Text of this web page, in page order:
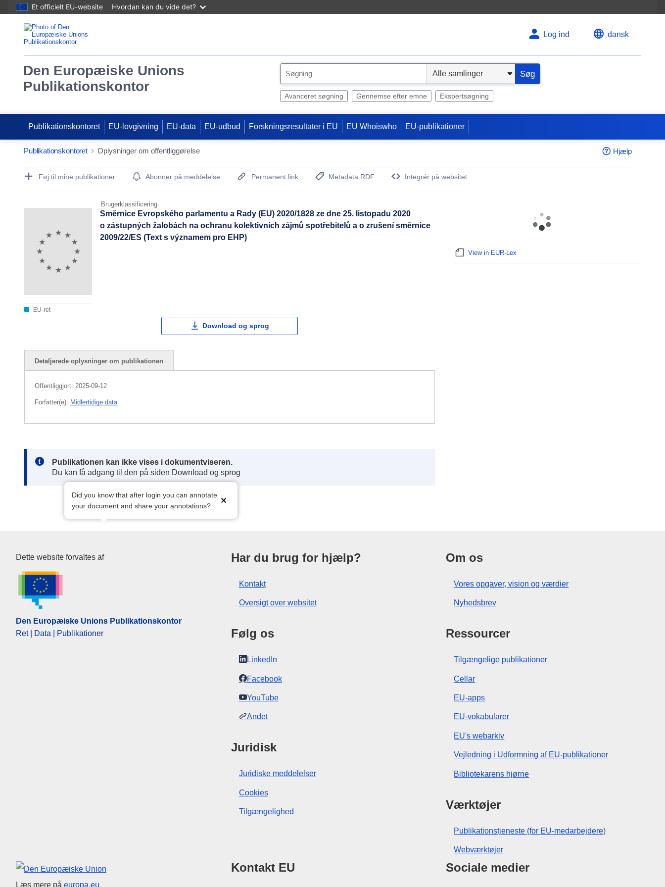
Et officielt EU-website Hvordan kan du vide det?
Log ind dansk
Den Europæiske Unions
Publikationskontor
e
Søg
Avanceret søgning Gennemse efter emne Ekspertsøgning
Publikationskontoret EU-lovgivning EU-data EU-udbud Forskningsresultater i EU EU Whoiswho EU-publikationer
Publikationskontoret Oplysninger om offentliggørelse Hjælp
Publication Detail Actions Portlet
Føj til mine publikationer Abonner på meddelelse Permanent link
Metadata RDF
Integrér på websitet
Brugerklassificering
EU-ret
Směrnice Evropského parlamentu a Rady (EU) 2020/1828 ze dne 25. listopadu 2020
o zástupných žalobách na ochranu kolektivních zájmů spotřebitelů a o zrušení směrnice
2009/22/ES (Text s významem pro EHP)
Download og sprog
Detaljerede oplysninger om publikationen
Offentliggjort: 2025-09-12
Forfatter(e): Midlertidige data
Note:
Publikationen kan ikke vises i dokumentviseren.
Du kan få adgang til den på siden Download og sprog
Did you know that after login you can annotate
your document and share your annotations?
View in EUR-Lex
Den Europæiske Unions Publikationskontor
Dette website forvaltes af
Den Europæiske Unions Publikationskontor
Ret | Data | Publikationer
Har du brug for hjælp?
Kontakt
Oversigt over websitet
Følg os
LinkedIn
Facebook
YouTube
Andet
Juridisk
Juridiske meddelelser
Cookies
Tilgængelighed
Om os
Vores opgaver, vision og værdier
Nyhedsbrev
Ressourcer
Tilgængelige publikationer
Cellar
EU-apps
EU-vokabularer
EU's webarkiv
Vejledning i Udformning af EU-publikationer
Bibliotekarens hjørne
Værktøjer
Publikationstjeneste (for EU-medarbejdere)
Webværktøjer
Den Europæiske Union
Læs mere på europa.eu
Kontakt EU Sociale medier